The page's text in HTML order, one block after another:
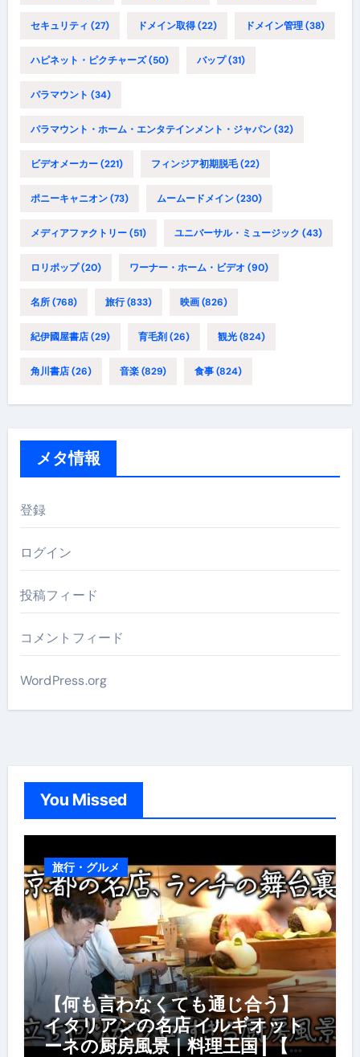
セキュリティ (27) ドメイン取得(22) ドメイン管理(38)
ハピネット・ピクチャーズ(50) バップ(31)
パラマウント (34)
パラマウント・ホーム・エンタテインメント・ジャパン(32)
ビデオメーカー(221) フィンジア初期脱毛(22)
ポニーキャニオン(73) ムームードメイン(230)
メディアファクトリー(51) ユニバーサル・ミュージック (43)
ロリポップ(20) ワーナー・ホーム・ビデオ (90)
名所(768) 旅行(833) 映画(826)
紀伊國屋書店(29) 育毛剤(26) 観光(824)
角川書店(26) 音楽(829) 食事(824)
メタ情報
登録
ログイン
投稿フィード
コメントフィード
WordPress.org
You Missed
旅行・グルメ
【何も言わなくても通じ合う】
イタリアンの名店 イルギオット
ーネの厨房風景｜料理王国 | 【厨